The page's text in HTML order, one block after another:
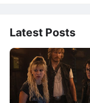
Latest Posts